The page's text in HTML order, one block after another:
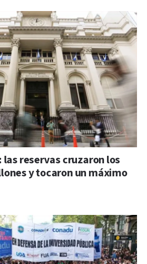
las reservas cruzaron los
y tocaron un máximo